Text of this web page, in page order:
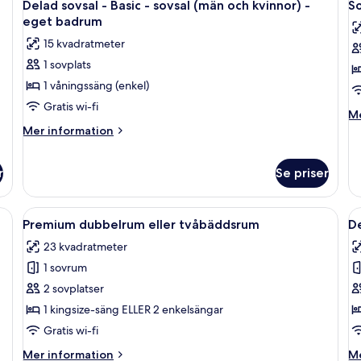
sovsal
(män
och
kvinnor)
-
alla
foton
för
Delad
sovsal
-
Basic
och
kvinnor)
-
eget
badrum
Delad sovsal - Basic - sovsal (män och kvinnor) -
eget badrum
15 kvadratmeter
1 sovplats
1 våningssäng (enkel)
Gratis wi-fi
Mer information
Mer
sovsal
Basic
-
sovsal
(män
och
kvinnor)
-
eget
badrum
Se priser
-
-
| Mörkläggningsgardiner, strykjärn/strykbräda och gratis wi-fi
Öppna
alla
foton
för
Premium
dubbelrum
eller
Ett sovrum med en stor säng, ett
5
Premium dubbelrum eller tvåbäddsrum
23 kvadratmeter
1 sovrum
2 sovplatser
1 kingsize-säng ELLER 2 enkelsängar
Gratis wi-fi
Mer information
Mer
-